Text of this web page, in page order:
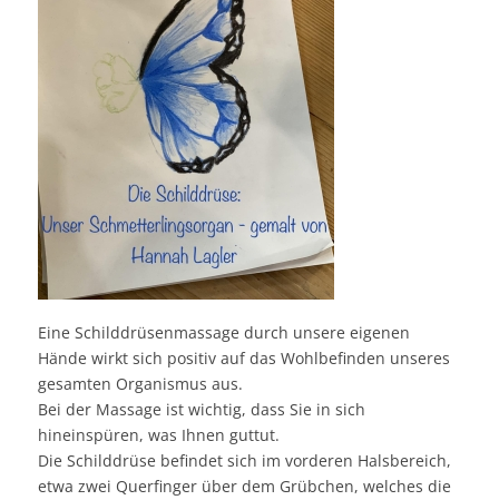
Eine Schilddrüsenmassage durch unsere eigenen
Hände wirkt sich positiv auf das Wohlbefinden unseres
gesamten Organismus aus.
Bei der Massage ist wichtig, dass Sie in sich
hineinspüren, was Ihnen guttut.
Die Schilddrüse befindet sich im vorderen Halsbereich,
etwa zwei Querfinger über dem Grübchen, welches die